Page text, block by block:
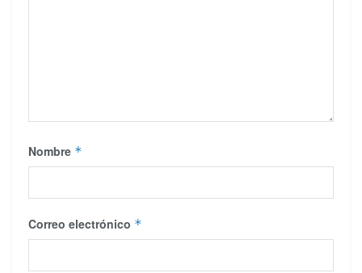
Nombre *
Correo electrónico *